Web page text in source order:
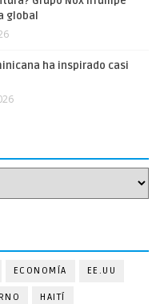
global
ha inspirado casi
ECONOMÍA EE.UU
HAITÍ